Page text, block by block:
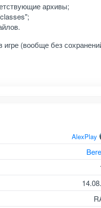
архивы;
игре (вообще без
AlexPlay